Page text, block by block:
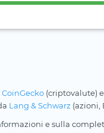
CoinGecko (criptovalute)
Lang & Schwarz (azioni,
e sulla